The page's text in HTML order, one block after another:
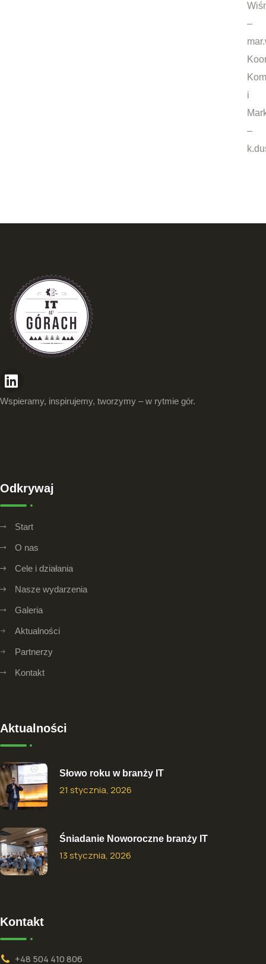
–
i
–
Wspieramy, inspirujemy, tworzymy – w rytmie gór.
Odkrywaj
Start
O nas
Cele i działania
Nasze wydarzenia
Galeria
Aktualności
Partnerzy
Kontakt
Aktualności
Słowo roku w branży IT
21 stycznia, 2026
Śniadanie Noworoczne branży IT
13 stycznia, 2026
Kontakt
+48 504 410 806